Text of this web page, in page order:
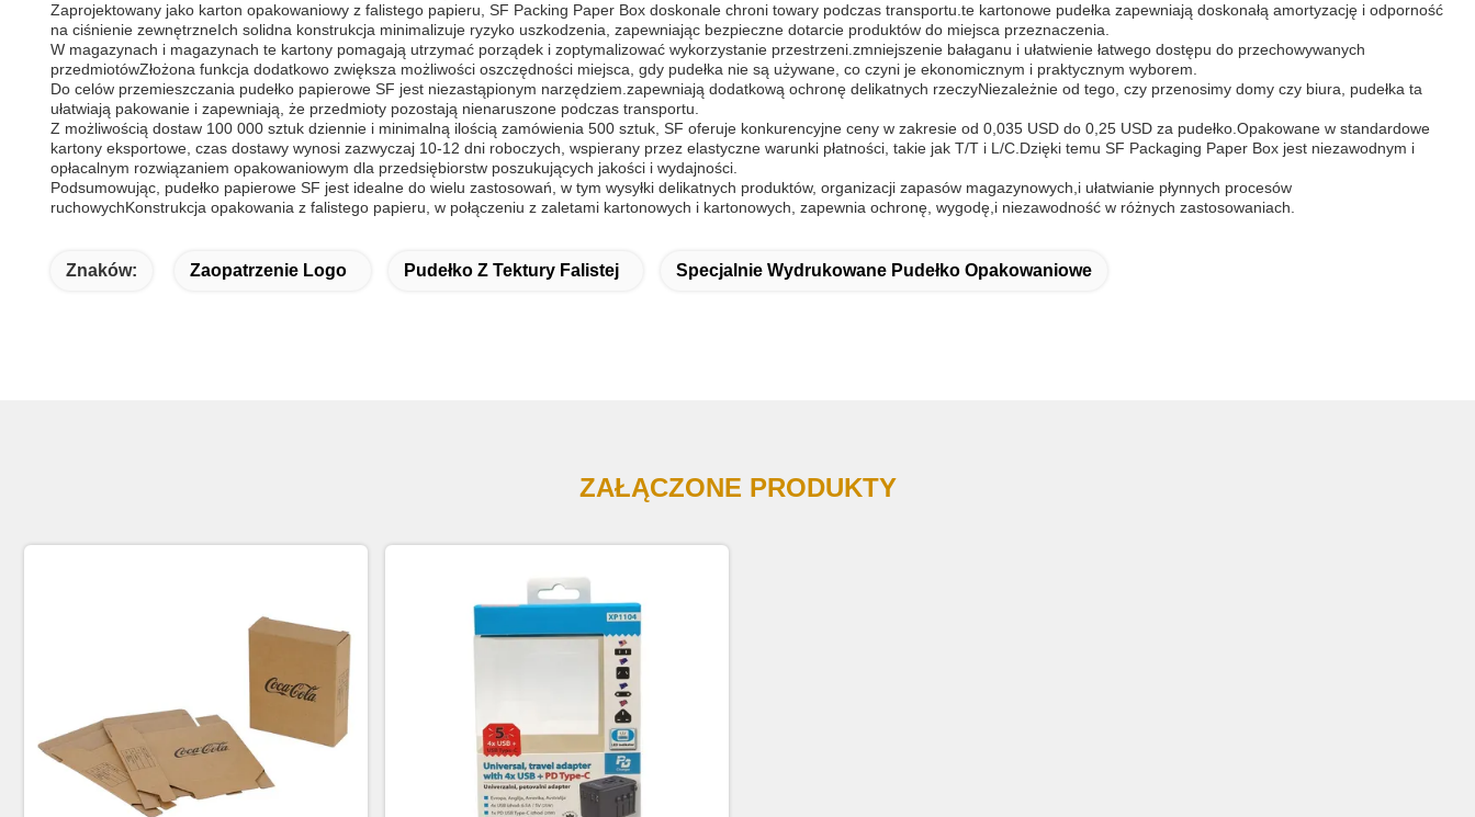
Zaprojektowany jako karton opakowaniowy z falistego papieru, SF Packing Paper Box doskonale chroni towary podczas transportu.te kartonowe pudełka zapewniają doskonałą amortyzację i odporność
na ciśnienie zewnętrzneIch solidna konstrukcja minimalizuje ryzyko uszkodzenia, zapewniając bezpieczne dotarcie produktów do miejsca przeznaczenia.
W magazynach i magazynach te kartony pomagają utrzymać porządek i zoptymalizować wykorzystanie przestrzeni.zmniejszenie bałaganu i ułatwienie łatwego dostępu do przechowywanych
przedmiotówZłożona funkcja dodatkowo zwiększa możliwości oszczędności miejsca, gdy pudełka nie są używane, co czyni je ekonomicznym i praktycznym wyborem.
Do celów przemieszczania pudełko papierowe SF jest niezastąpionym narzędziem.zapewniają dodatkową ochronę delikatnych rzeczyNiezależnie od tego, czy przenosimy domy czy biura, pudełka ta
ułatwiają pakowanie i zapewniają, że przedmioty pozostają nienaruszone podczas transportu.
Z możliwością dostaw 100 000 sztuk dziennie i minimalną ilością zamówienia 500 sztuk, SF oferuje konkurencyjne ceny w zakresie od 0,035 USD do 0,25 USD za pudełko.Opakowane w standardowe
kartony eksportowe, czas dostawy wynosi zazwyczaj 10-12 dni roboczych, wspierany przez elastyczne warunki płatności, takie jak T/T i L/C.Dzięki temu SF Packaging Paper Box jest niezawodnym i
opłacalnym rozwiązaniem opakowaniowym dla przedsiębiorstw poszukujących jakości i wydajności.
Podsumowując, pudełko papierowe SF jest idealne do wielu zastosowań, w tym wysyłki delikatnych produktów, organizacji zapasów magazynowych,i ułatwianie płynnych procesów
ruchowychKonstrukcja opakowania z falistego papieru, w połączeniu z zaletami kartonowych i kartonowych, zapewnia ochronę, wygodę,i niezawodność w różnych zastosowaniach.
Znaków: Zaopatrzenie Logo Pudełko Z Tektury Falistej Specjalnie Wydrukowane Pudełko Opakowaniowe
ZAŁĄCZONE PRODUKTY